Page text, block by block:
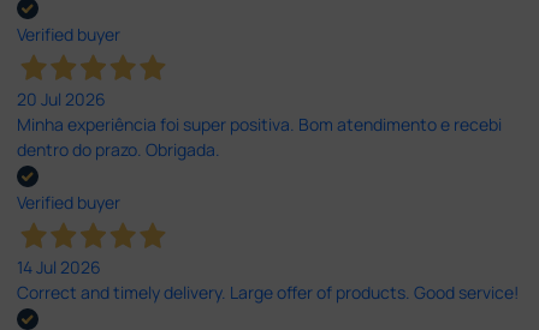
Verified buyer
20 Jul 2026
Minha experiência foi super positiva. Bom atendimento e recebi
dentro do prazo. Obrigada.
Verified buyer
14 Jul 2026
Correct and timely delivery. Large offer of products. Good service!